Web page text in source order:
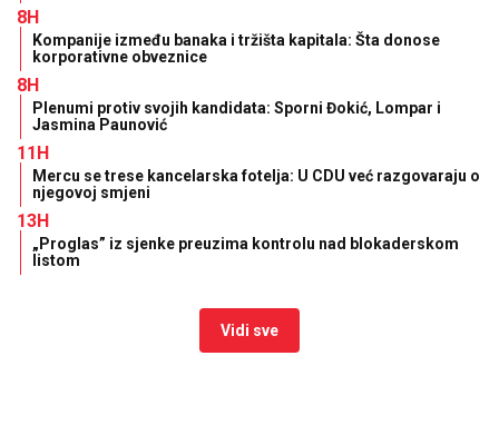
8H
Kompanije između banaka i tržišta kapitala: Šta donose
korporativne obveznice
8H
Plenumi protiv svojih kandidata: Sporni Đokić, Lompar i
Jasmina Paunović
11H
Mercu se trese kancelarska fotelja: U CDU već razgovaraju o
njegovoj smjeni
13H
„Proglas” iz sjenke preuzima kontrolu nad blokaderskom
listom
Vidi sve